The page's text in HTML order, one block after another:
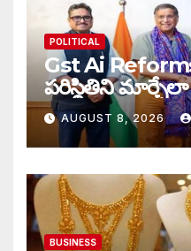
POLITICAL
Gst Ai
పరిస్థితిని
AUGUST 8, 2026
BUSINESS